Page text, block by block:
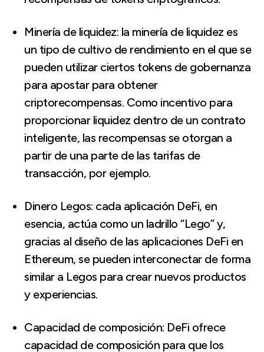
Minería de liquidez: la minería de liquidez es
un tipo de cultivo de rendimiento en el que se
pueden utilizar ciertos tokens de gobernanza
para apostar para obtener
criptorecompensas. Como incentivo para
proporcionar liquidez dentro de un contrato
inteligente, las recompensas se otorgan a
partir de una parte de las tarifas de
transacción, por ejemplo.
Dinero Legos: cada aplicación DeFi, en
esencia, actúa como un ladrillo “Lego” y,
gracias al diseño de las aplicaciones DeFi en
Ethereum, se pueden interconectar de forma
similar a Legos para crear nuevos productos
y experiencias.
Capacidad de composición: DeFi ofrece
capacidad de composición para que los